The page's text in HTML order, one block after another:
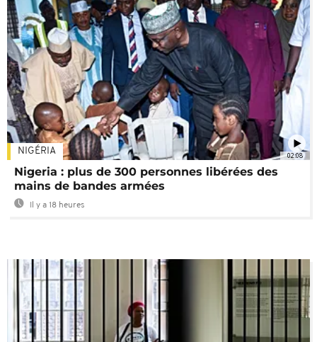
02:08
NIGÉRIA
Nigeria : plus de 300 personnes libérées des
mains de bandes armées
Il y a 18 heures